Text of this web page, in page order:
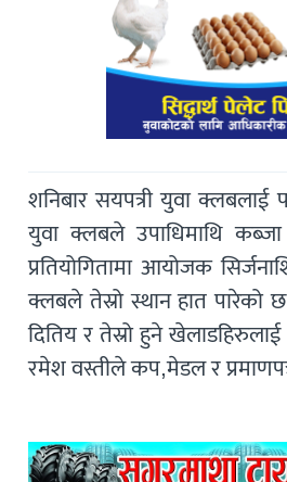
शनिबार सयपत्री युवा क्लबलाई
युवा क्लबले उपाधिमाथि
प्रतियोगितामा आयोजक
क्लबले तेस्रो स्थान हात पारेको छ
दितिय र तेस्रो हुने
रमेश वस्तीले कप,मेडल र